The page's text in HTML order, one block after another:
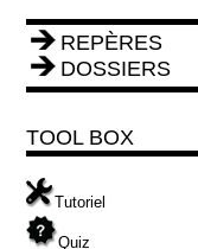
REPÈRES
DOSSIERS
TOOL BOX
Tutoriel
Quiz